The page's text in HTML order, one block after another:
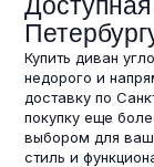
Купить диван
недорого и
доставку по
покупку еще
выбором для
стиль и